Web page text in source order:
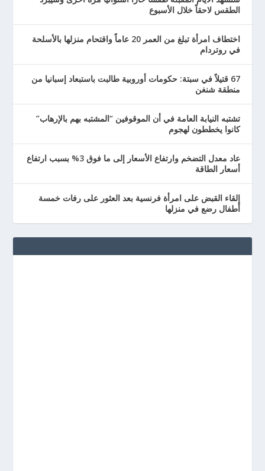
الطقس لاحقاً خلال الأسبوع
اختطاف امرأة تبلغ من العمر 20 عاماً واقتحام منزلها بالأسلحة
في روتردام
67 قتيلاً في سبتة: حكومات أوروبية طالبت باستبعاد إسبانيا من
منطقة شنغن
تشتبه النيابة العامة في أن الموقوفين “المشتبه بهم بالإرهاب”
كانوا يخططون لهجوم
عاد معدل التضخم وارتفاع الأسعار إلى ما فوق 3% بسبب ارتفاع
أسعار الطاقة
إلقاء القبض على امرأة فرنسية بعد العثور على رفات خمسة
أطفال رضع في منزلها